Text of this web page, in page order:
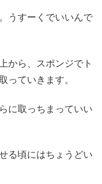
うすーくでいいんで
から、スポンジでト
っていきます。
に取っちまっていい
る頃にはちょうどい